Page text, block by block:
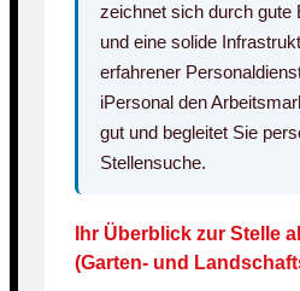
zeichnet sich durch gute
und eine solide
erfahrener
iPersonal den
gut und begleitet Sie
Stellensuche.
Ihr Überblick zur Stelle
(Garten- und